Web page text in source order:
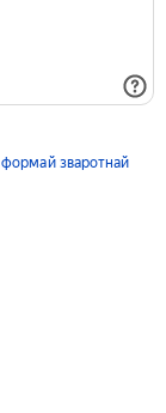
формай зваротнай